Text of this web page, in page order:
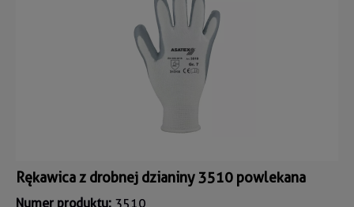
Rękawica z drobnej dzianiny 3510 powlekana
Numer produktu: 3510